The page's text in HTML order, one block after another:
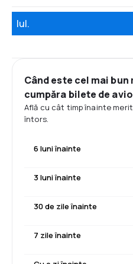
Iul.
Când este cel mai
cumpăra bilete de
Află cu cât timp înainte
întors.
6 luni înainte
3 luni înainte
30 de zile înainte
7 zile înainte